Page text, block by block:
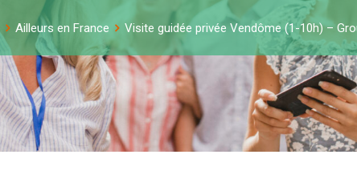
Ailleurs en France Visite guidée privée Vendôme (1-10h) –